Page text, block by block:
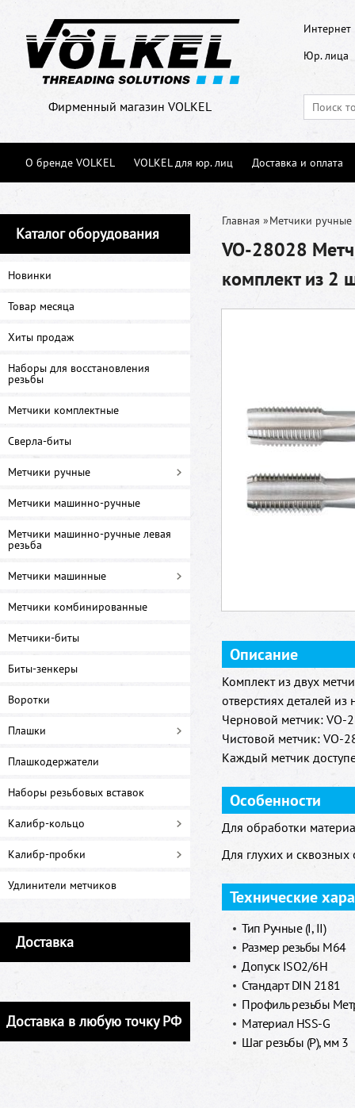
Фирменный магазин VOLKEL
Интернет
Юр. лица
О бренде VOLKEL VOLKEL для юр. лиц Доставка и оплата
Каталог оборудования
Новинки
Товар месяца
Хиты продаж
Наборы для восстановления
резьбы
Метчики комплектные
Сверла-биты
Метчики ручные
Метчики машинно-ручные
Метчики машинно-ручные левая
резьба
Метчики машинные
Метчики комбинированные
Метчики-биты
Биты-зенкеры
Воротки
Плашки
Плашкодержатели
Наборы резьбовых вставок
Калибр-кольцо
Калибр-пробки
Удлинители метчиков
Доставка
Доставка в любую точку РФ
Главная »Метчики ручные
VO-28028
комплект из 2
Описание
Комплект из двух
отверстиях деталей
Черновой метчик: VO-
Чистовой метчик: VO-
Каждый метчик
Особенности
Для обработки
Для глухих и сквозных
Технические
Тип Ручные (I, II)
Размер резьбы M64
Допуск ISO2/6H
Стандарт DIN 2181
Профиль резьбы
Материал HSS-G
Шаг резьбы (P), мм 3